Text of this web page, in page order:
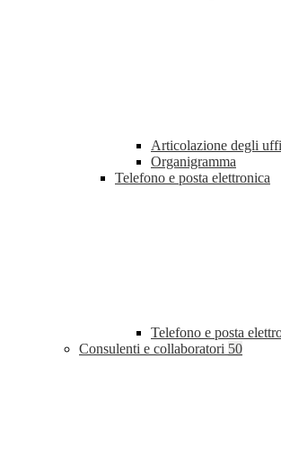
Articolazione degli
Organigramma
Telefono e posta elettronica
Telefono e posta
Consulenti e collaboratori 50